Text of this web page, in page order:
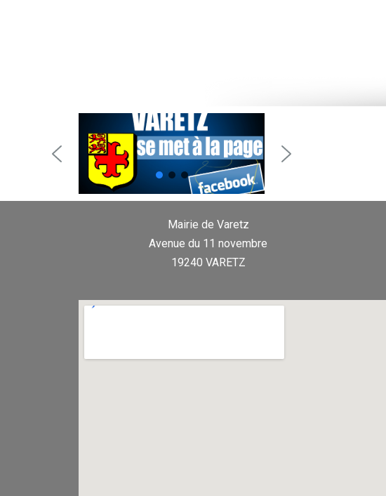
Mairie de Varetz
Avenue du 11 novembre
19240 VARETZ